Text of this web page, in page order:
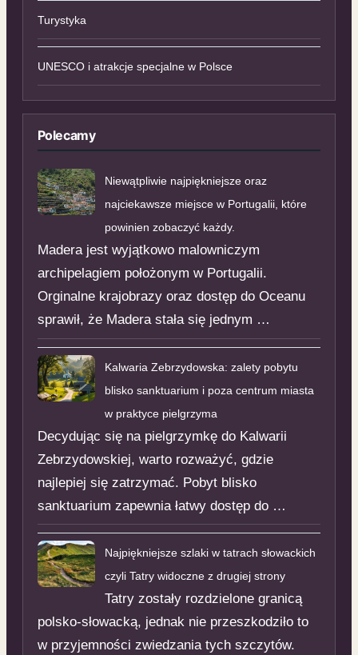
Turystyka
UNESCO i atrakcje specjalne w Polsce
Polecamy
Niewątpliwie najpiękniejsze oraz
najciekawsze miejsce w Portugalii, które
powinien zobaczyć każdy.
Madera jest wyjątkowo malowniczym
archipelagiem położonym w Portugalii.
Orginalne krajobrazy oraz dostęp do Oceanu
sprawił, że Madera stała się jednym …
Kalwaria Zebrzydowska: zalety pobytu
blisko sanktuarium i poza centrum miasta
w praktyce pielgrzyma
Decydując się na pielgrzymkę do Kalwarii
Zebrzydowskiej, warto rozważyć, gdzie
najlepiej się zatrzymać. Pobyt blisko
sanktuarium zapewnia łatwy dostęp do …
Najpiękniejsze szlaki w tatrach słowackich
czyli Tatry widoczne z drugiej strony
Tatry zostały rozdzielone granicą
polsko-słowacką, jednak nie przeszkodziło to
w przyjemności zwiedzania tych szczytów.